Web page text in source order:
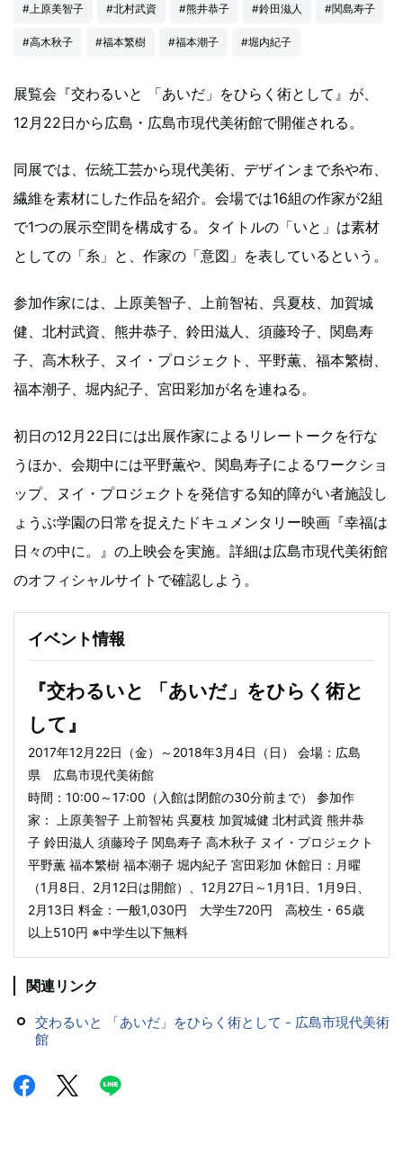
#上原美智子 #北村武資 #熊井恭子 #鈴田滋人 #関島寿子
#高木秋子 #福本繁樹 #福本潮子 #堀内紀子
展覧会『交わるいと 「あいだ」をひらく術として』が、
12月22日から広島・広島市現代美術館で開催される。
同展では、伝統工芸から現代美術、デザインまで糸や布、
繊維を素材にした作品を紹介。会場では16組の作家が2組
で1つの展示空間を構成する。タイトルの「いと」は素材
としての「糸」と、作家の「意図」を表しているという。
参加作家には、上原美智子、上前智祐、呉夏枝、加賀城
健、北村武資、熊井恭子、鈴田滋人、須藤玲子、関島寿
子、高木秋子、ヌイ・プロジェクト、平野薫、福本繁樹、
福本潮子、堀内紀子、宮田彩加が名を連ねる。
初日の12月22日には出展作家によるリレートークを行な
うほか、会期中には平野薫や、関島寿子によるワークショ
ップ、ヌイ・プロジェクトを発信する知的障がい者施設し
ょうぶ学園の日常を捉えたドキュメンタリー映画『幸福は
日々の中に。』の上映会を実施。詳細は広島市現代美術館
のオフィシャルサイトで確認しよう。
イベント情報
『交わるいと 「あいだ」をひらく術と
して』
2017年12月22日（金）～2018年3月4日（日） 会場：広島
県 広島市現代美術館
時間：10:00～17:00（入館は閉館の30分前まで） 参加作
家： 上原美智子 上前智祐 呉夏枝 加賀城健 北村武資 熊井恭
子 鈴田滋人 須藤玲子 関島寿子 高木秋子 ヌイ・プロジェクト
平野薫 福本繁樹 福本潮子 堀内紀子 宮田彩加 休館日：月曜
（1月8日、2月12日は開館）、12月27日～1月1日、1月9日、
2月13日 料金：一般1,030円 大学生720円 高校生・65歳
以上510円 ※中学生以下無料
関連リンク
交わるいと 「あいだ」をひらく術として - 広島市現代美術
館